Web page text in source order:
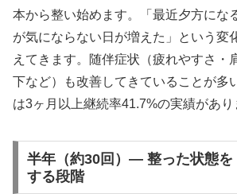
本から整い始めます。「最近夕方にな
が気にならない日が増えた」という変
えてきます。随伴症状（疲れやすさ・
下など）も改善してきていることが多
は3ヶ月以上継続率41.7%の実績があり
半年（約30回）— 整った状態を
する段階